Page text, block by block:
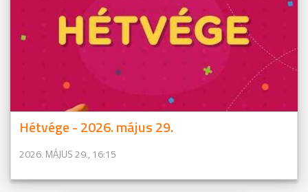
Hétvége - 2026. május 29.
2026. MÁJUS 29., 16:15